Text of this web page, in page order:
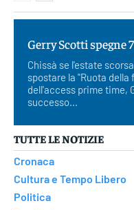
Gerry Scotti spegne
Chissà se l'estate
spostare la "Ruota
dell'access prime time,
successo...
TUTTE LE NOTIZIE
Cronaca
Cultura e Tempo Libero
Politica